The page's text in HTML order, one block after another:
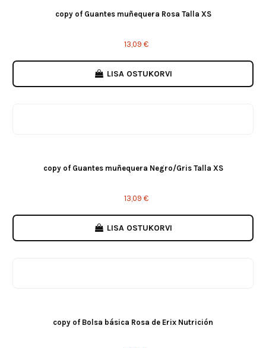
copy of Guantes muñequera Rosa Talla XS
13,09 €
LISA OSTUKORVI
copy of Guantes muñequera Negro/Gris Talla XS
13,09 €
LISA OSTUKORVI
copy of Bolsa básica Rosa de Erix Nutrición